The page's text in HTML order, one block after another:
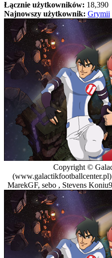
Łącznie użytkowników: 18,390
Najnowszy użytkownik: Grymii
Copyright ©
MarekGF, sebo , Stevens